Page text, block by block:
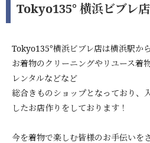
Tokyo135° 横浜ビブレ
Tokyo135°横浜ビブレ店は横浜駅か
お着物のクリーニングやリユース着
レンタルなどなど
総合きものショップとなっており、
したお店作りをしております！
今を着物で楽しむ皆様のお手伝いを